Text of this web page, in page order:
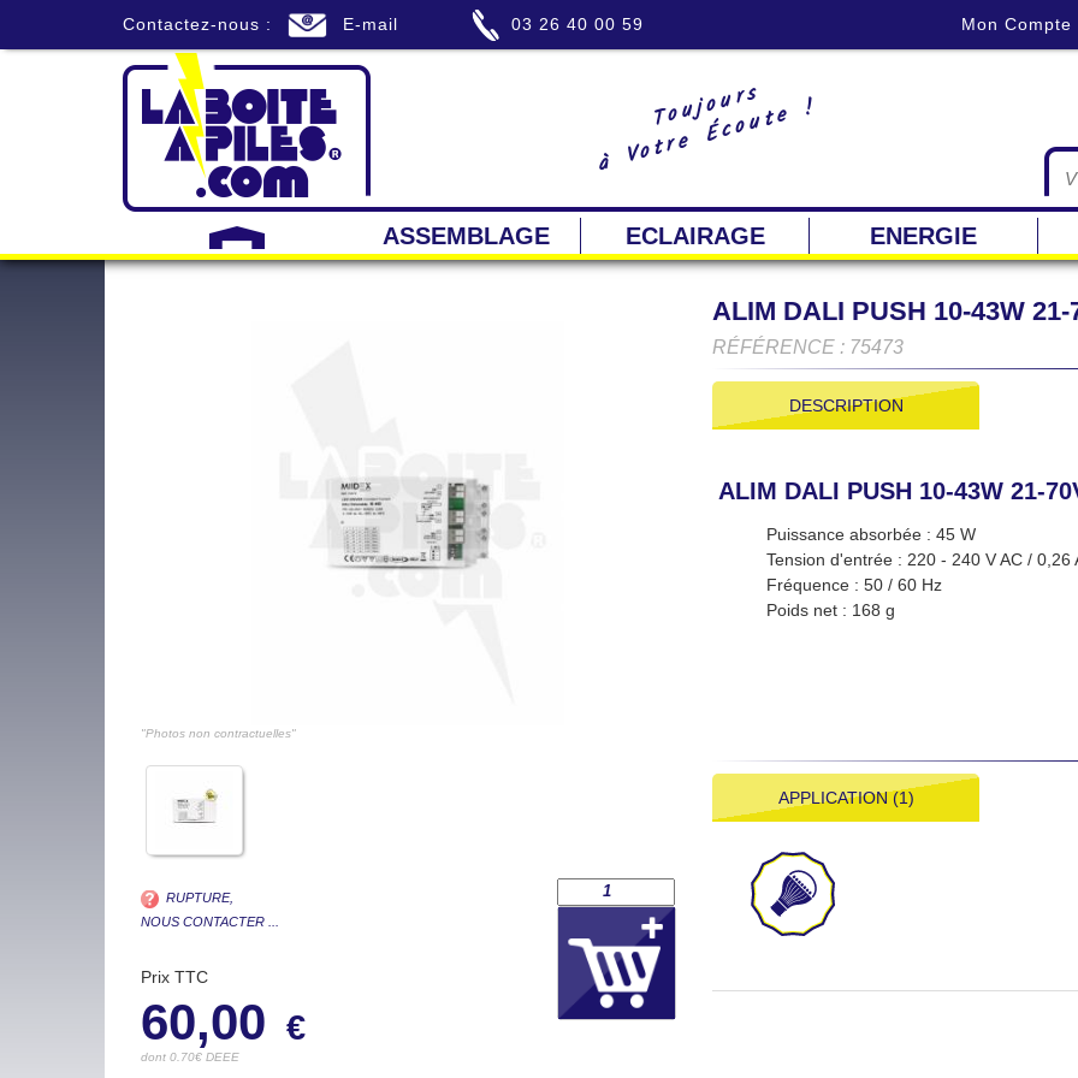
Contactez-nous : E-mail 03 26 40 00 59 Mon Compte
Toujours
à Votre Écoute !
ASSEMBLAGE ECLAIRAGE ENERGIE
ALIM DALI PUSH 10-43W
RÉFÉRENCE : 75473
"Photos non contractuelles"
RUPTURE,
NOUS CONTACTER ...
Prix TTC
60,00 €
dont 0.70€ DEEE
DESCRIPTION
ALIM DALI PUSH 10-43W 21-
Puissance absorbée : 45 W
Tension d'entrée : 220 - 240 V AC / 0,26
Fréquence : 50 / 60 Hz
Poids net : 168 g
APPLICATION (1)